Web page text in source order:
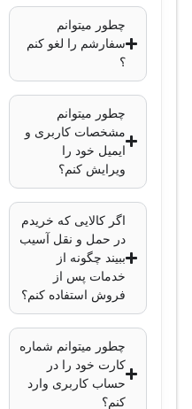
سیستم‌عامل:
IOS XE با
license
امنیت:پشتیبانی از
TrustSec، MACsec،
802.1x، قابلیت‌های
EIGRP و static
routing
پایداری و افزونگی:
منبع تغذیه قابل
جایگزین
(Field‑Replaceable
چطور میتوانم
سفارشم را لغو کنم
؟
چطور میتوانم
مشخصات کاربری و
ایمیل خود را
ویرایش کنم؟
اگر کالایی که خریدم
در حمل و نقل آسیب
ببیند چگونه از
خدمات پس از
فروش استفاده کنم؟
چطور میتوانم شماره
کارت خود را در
حساب کاربری وارد
کنم؟